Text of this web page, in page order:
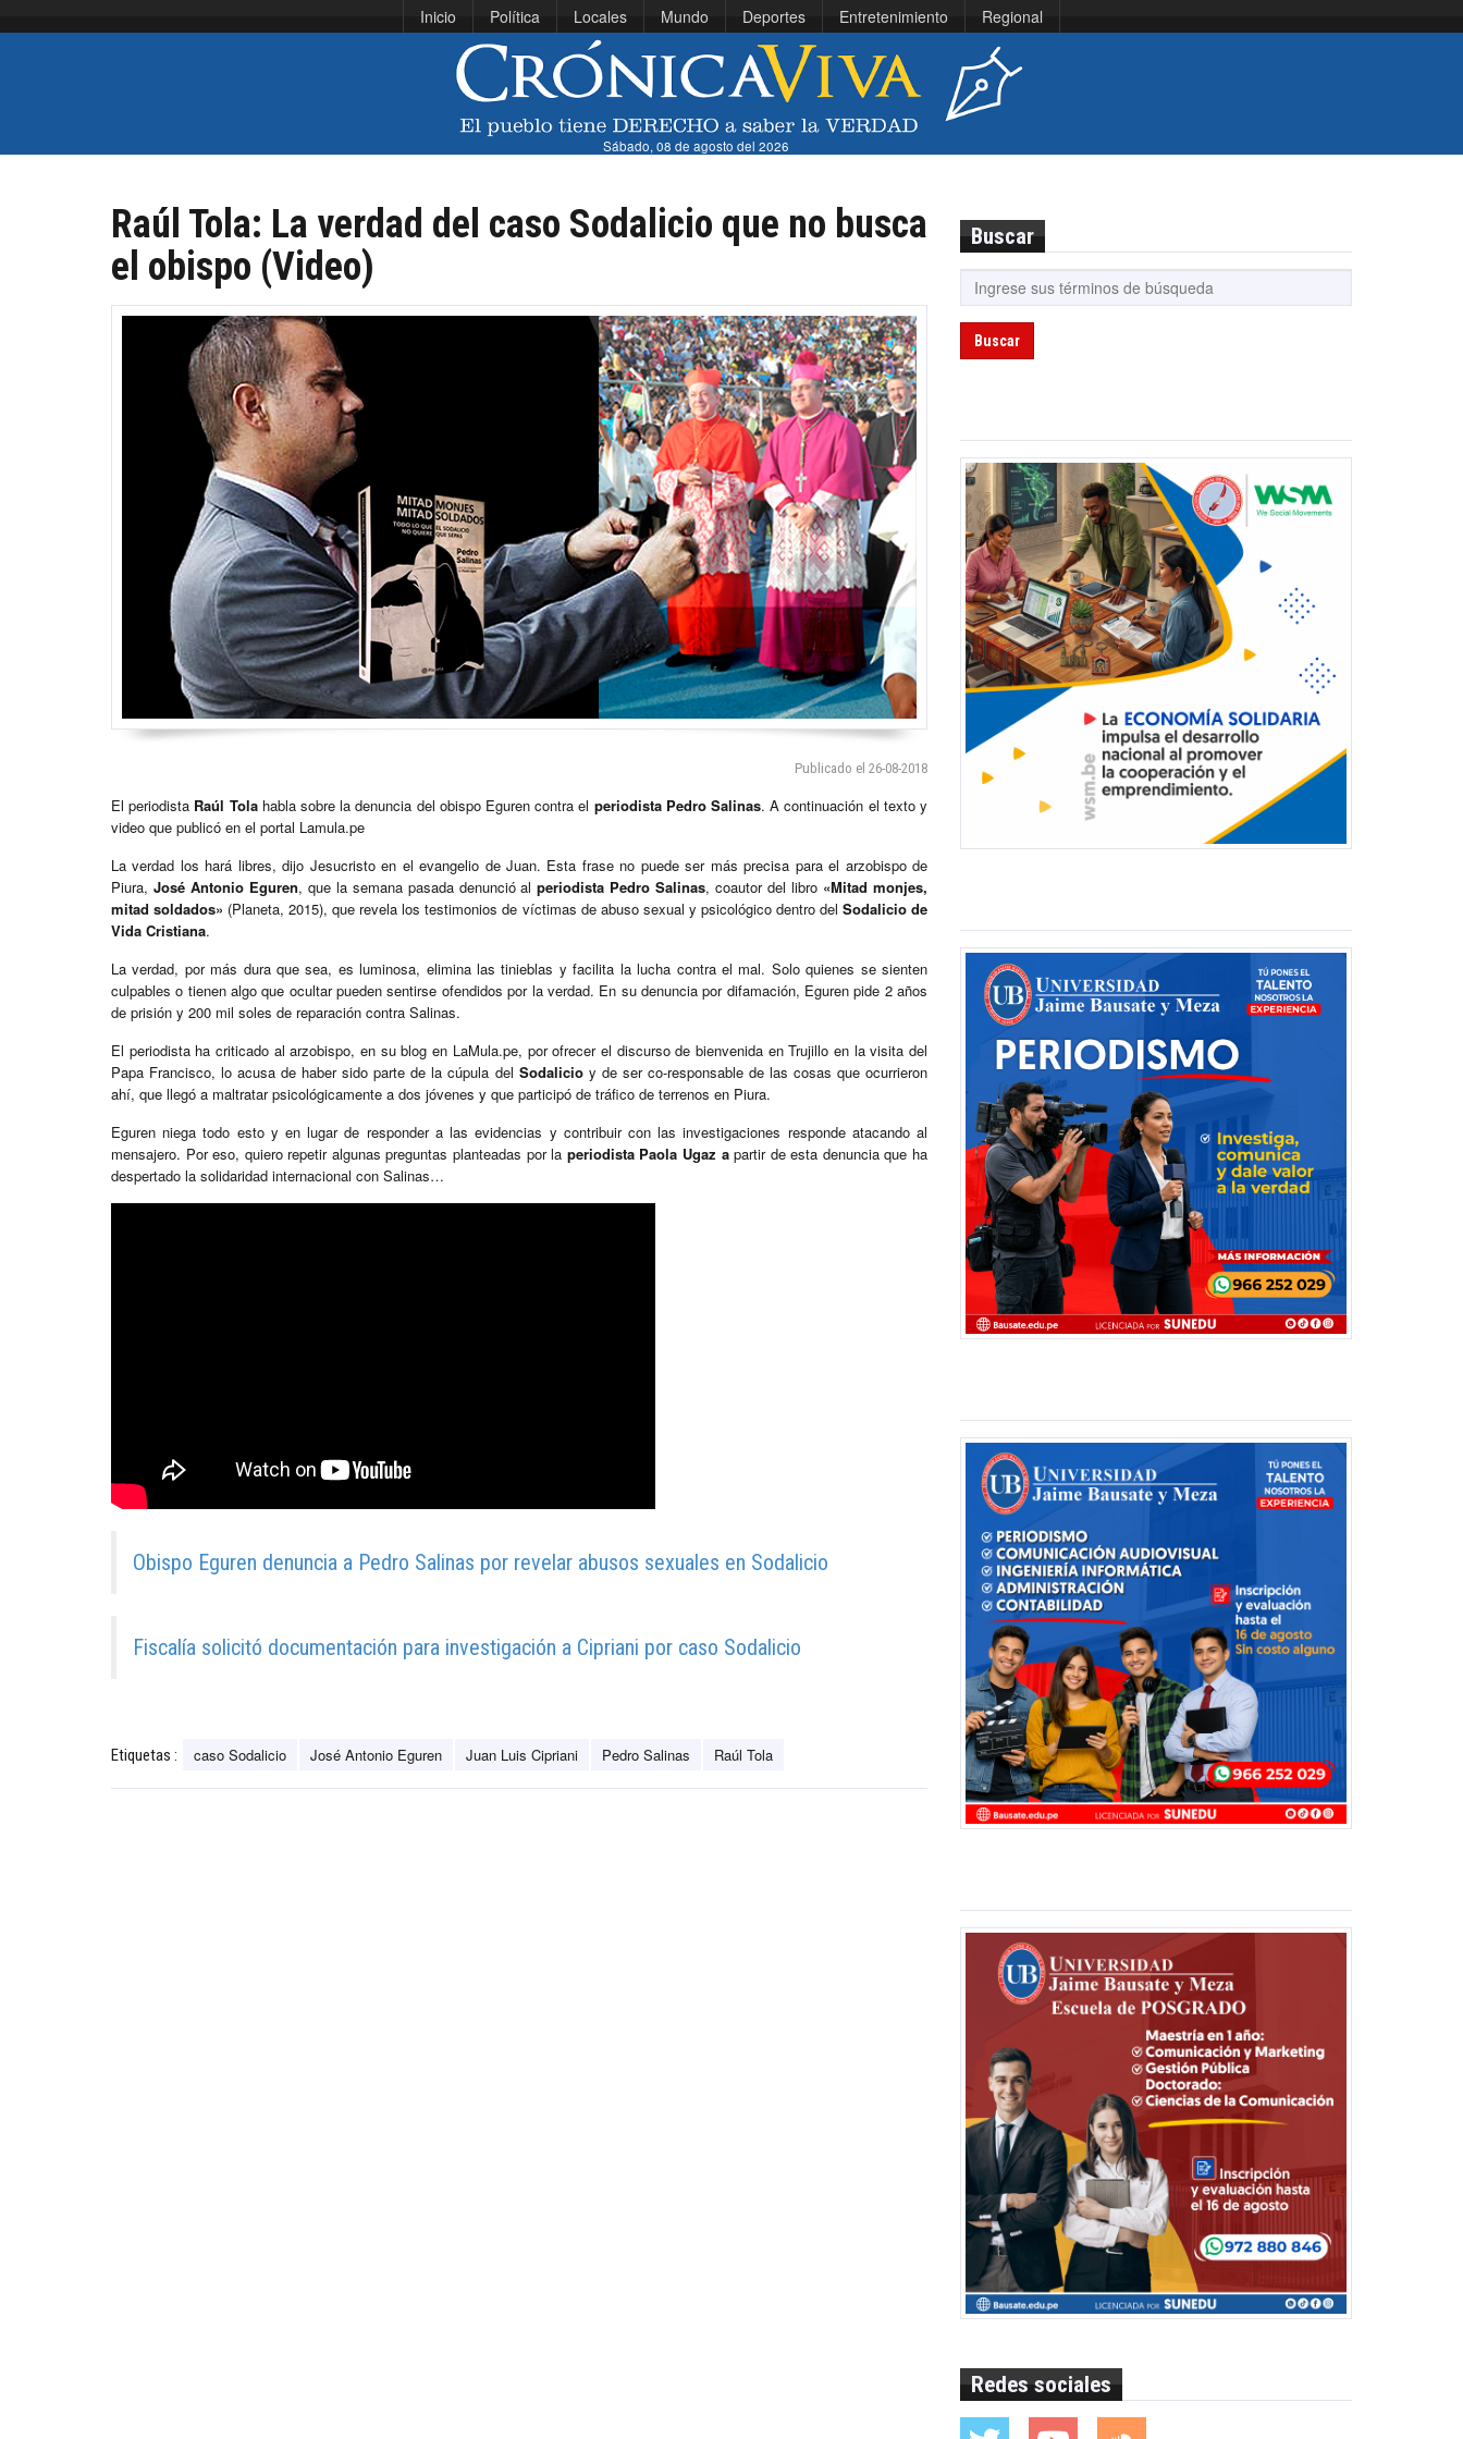
Inicio Política Locales Mundo Deportes Entretenimiento Regional
Sábado, 08 de agosto del 2026
Raúl Tola: La verdad del caso Sodalicio que no busca
el obispo (Video)
Publicado el 26-08-2018
El periodista Raúl Tolahabla sobre la denuncia del obispo Eguren contra el periodista Pedro Salinas. A continuación el texto y
video que publicó en el portal Lamula.pe
La verdad los hará libres, dijo Jesucristo en el evangelio de Juan. Esta frase no puede ser más precisa para el arzobispo de
Piura, José Antonio Eguren, que la semana pasada denunció alperiodista Pedro Salinas, coautor del libro «Mitad monjes,
mitad soldados» (Planeta, 2015), que revela los testimonios de víctimas de abuso sexual y psicológico dentro del Sodalicio de
Vida Cristiana.
La verdad, por más dura que sea, es luminosa, elimina las tinieblas y facilita la lucha contra el mal. Solo quienes se sienten
culpables o tienen algo que ocultar pueden sentirse ofendidos por la verdad. En su denuncia por difamación, Eguren pide 2 años
de prisión y 200 mil soles de reparación contra Salinas.
El periodista ha criticado al arzobispo, en su blog en LaMula.pe, por ofrecer el discurso de bienvenida en Trujillo en la visita del
Papa Francisco, lo acusa de haber sido parte de la cúpula del Sodalicioy de ser co-responsable de las cosas que ocurrieron
ahí, que llegó a maltratar psicológicamente a dos jóvenes y que participó de tráfico de terrenos en Piura.
Eguren niega todo esto y en lugar de responder a las evidencias y contribuir con las investigaciones responde atacando al
mensajero. Por eso, quiero repetir algunas preguntas planteadas por la periodista Paola Ugaz apartir de esta denuncia que ha
despertado la solidaridad internacional con Salinas…
Obispo Eguren denuncia a Pedro Salinas por revelar abusos sexuales en Sodalicio
Fiscalía solicitó documentación para investigación a Cipriani por caso Sodalicio
Etiquetas : caso Sodalicio José Antonio Eguren Juan Luis Cipriani Pedro Salinas Raúl Tola
Buscar
Buscar
Redes sociales